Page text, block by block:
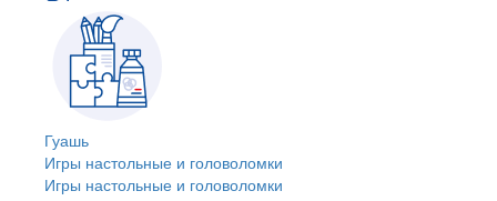
Гуашь
Игры настольные и головоломки
Игры настольные и головоломки